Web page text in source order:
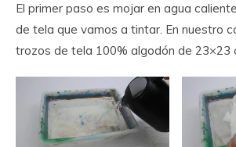
El primer paso es mojar en agua
de tela que vamos a tintar. En nuestro
trozos de tela 100% algodón de 23×23